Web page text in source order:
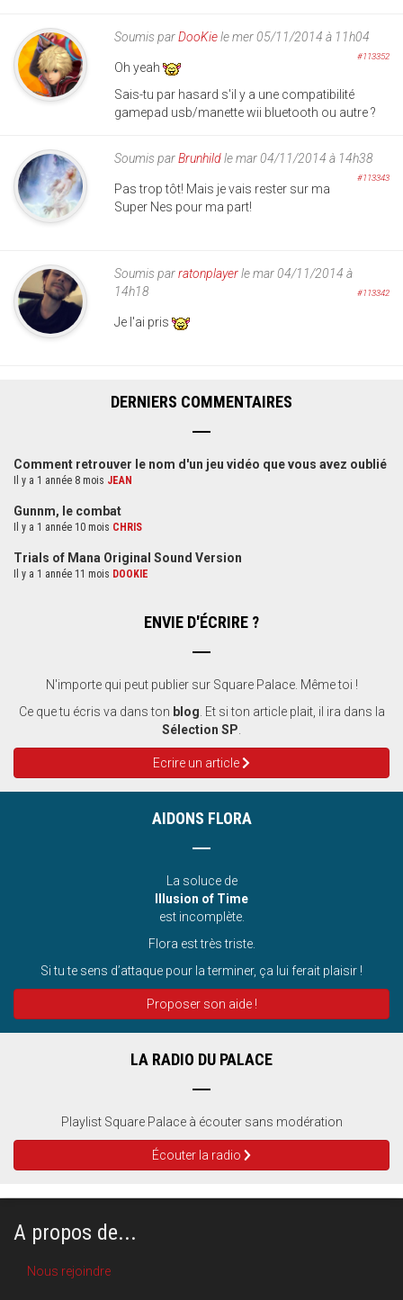
Soumis parDooKiele mer 05/11/2014 à 11h04
#113352
Oh yeah
Sais-tu par hasard s'il y a une compatibilité
gamepad usb/manette wii bluetooth ou autre ?
Soumis parBrunhildle mar 04/11/2014 à 14h38
#113343
Pas trop tôt! Mais je vais rester sur ma
Super Nes pour ma part!
Soumis parratonplayerle mar 04/11/2014 à
14h18
#113342
Je l'ai pris
DERNIERS COMMENTAIRES
Comment retrouver le nom d'un jeu vidéo que vous avez oublié
Il y a 1 année 8 mois JEAN
Gunnm, le combat
Il y a 1 année 10 mois CHRIS
Trials of Mana Original Sound Version
Il y a 1 année 11 mois DOOKIE
ENVIE D'ÉCRIRE ?
N'importe qui peut publier sur Square Palace. Même toi !
Ce que tu écris va dans ton blog. Et si ton article plait, il ira dans la
Sélection SP.
Ecrire un article
AIDONS FLORA
La soluce de
Illusion of Time
est incomplète.
Flora est très triste.
Si tu te sens d’attaque pour la terminer, ça lui ferait plaisir !
Proposer son aide !
LA RADIO DU PALACE
Playlist Square Palace à écouter sans modération
Écouter la radio
A propos de...
Nous rejoindre